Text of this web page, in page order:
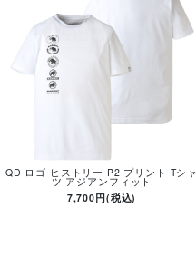
QD ロゴ ヒストリー P2 プリント Tシャ
ツ アジアンフィット
7,700円(税込)